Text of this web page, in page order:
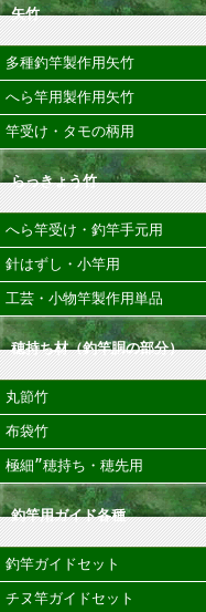
矢竹
多種釣竿製作用矢竹
へら竿用製作用矢竹
竿受け・タモの柄用
らっきょう竹
へら竿受け・釣竿手元用
針はずし・小竿用
工芸・小物竿製作用単品
穂持ち材（釣竿胴の部分）
丸節竹
布袋竹
極細”穂持ち・穂先用
釣竿用ガイド各種
釣竿ガイドセット
チヌ竿ガイドセット